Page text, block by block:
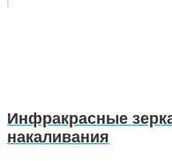
Инфракрасные
накаливания